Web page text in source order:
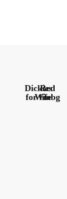
Dickies
for life
Red
Winbg